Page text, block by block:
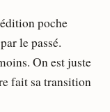
poche
le passé.
On est juste
fait sa transition